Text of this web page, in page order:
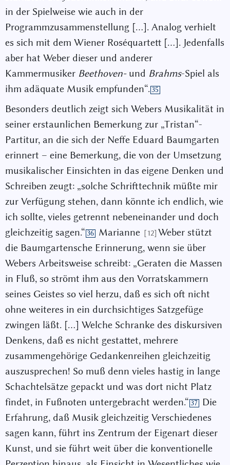
in der Spielweise wie auch in der
Programmzusammenstellung […]. Analog verhielt
es sich mit dem Wiener Roséquartett […]. Jedenfalls
aber hat Weber dieser und anderer
Kammermusiker Beethoven-und Brahms-Spiel als
ihm adäquate Musik empfunden“. 35
Besonders deutlich zeigt sich Webers Musikalität in
seiner erstaunlichen Bemerkung zur „Tristan“-
Partitur, an die sich der Neffe Eduard Baumgarten
erinnert – eine Bemerkung, die von der Umsetzung
musikalischer Einsichten in das eigene Denken und
Schreiben zeugt: „solche Schrifttechnik müßte mir
zur Verfügung stehen, dann könnte ich endlich, wie
ich sollte, vieles getrennt nebeneinander und doch
gleichzeitig sagen.“ 36 Marianne [12] Weber stützt
die Baumgartensche Erinnerung, wenn sie über
Webers Arbeitsweise schreibt: „Geraten die Massen
in Fluß, so strömt ihm aus den Vorratskammern
seines Geistes so viel herzu, daß es sich oft nicht
ohne weiteres in ein durchsichtiges Satzgefüge
zwingen läßt. […] Welche Schranke des diskursiven
Denkens, daß es nicht gestattet, mehrere
zusammengehörige Gedankenreihen gleichzeitig
auszusprechen! So muß denn vieles hastig in lange
Schachtelsätze gepackt und was dort nicht Platz
findet, in Fußnoten untergebracht werden.“ 37
Die
Erfahrung, daß Musik gleichzeitig Verschiedenes
sagen kann, führt ins Zentrum der Eigenart dieser
Kunst, und sie führt weit über die konventionelle